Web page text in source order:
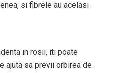
si fibrele au acelasi
in rosii, iti poate
ajuta sa previi orbirea de